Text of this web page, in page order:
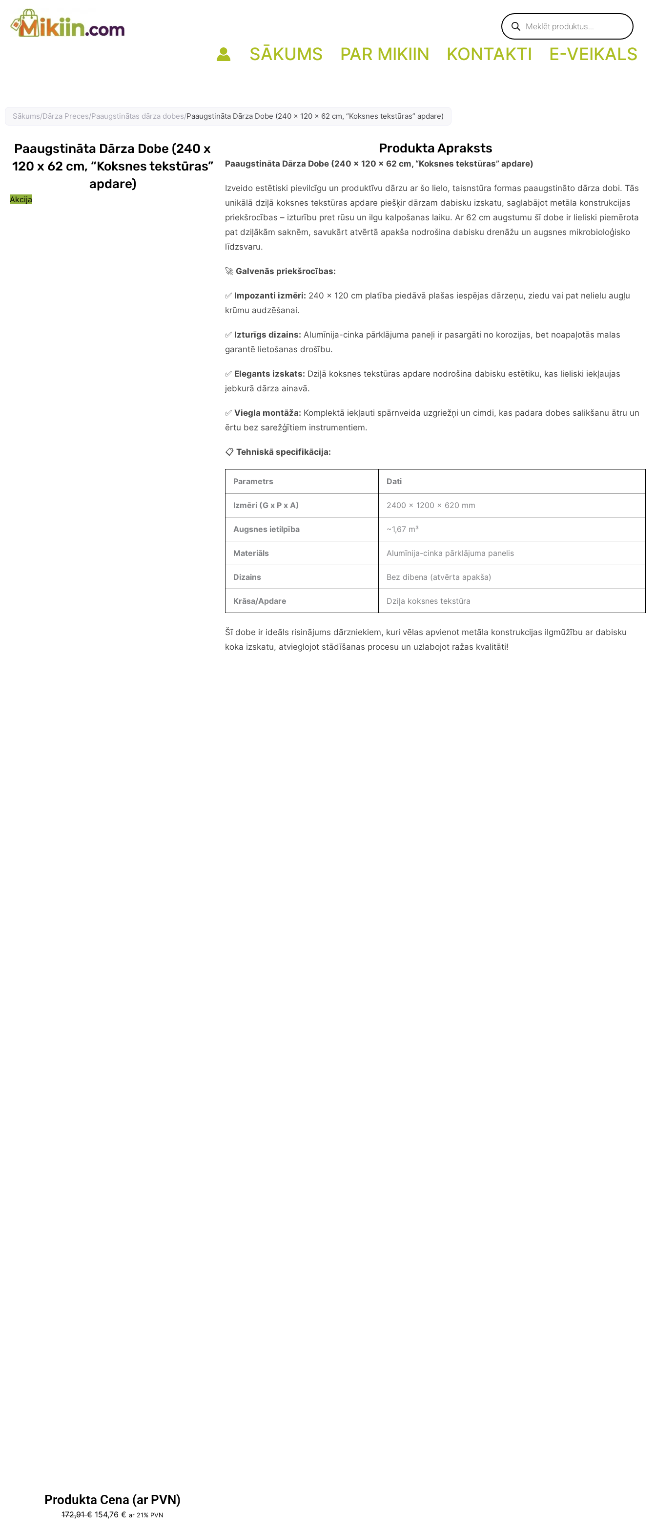
content
Products
search
SĀKUMS PAR MIKIIN KONTAKTI E-VEIKALS
Sākums/Dārza Preces/Paaugstinātas dārza dobes/Paaugstināta Dārza Dobe (240 x 120 x 62 cm, “Koksnes tekstūras” apdare)
Paaugstināta Dārza Dobe (240 x
120 x 62 cm, “Koksnes tekstūras”
apdare)
Akcija
Produkta Cena (ar PVN)
172,91€ Original
154,76€ Current
ar 21% PVN
Produkta Apraksts
Paaugstināta Dārza Dobe (240 x 120 x 62 cm, “Koksnes tekstūras” apdare)
Izveido estētiski pievilcīgu un produktīvu dārzu ar šo lielo, taisnstūra formas paaugstināto dārza dobi. Tās
unikālā dziļā koksnes tekstūras apdare piešķir dārzam dabisku izskatu, saglabājot metāla konstrukcijas
priekšrocības – izturību pret rūsu un ilgu kalpošanas laiku. Ar 62 cm augstumu šī dobe ir lieliski piemērota
pat dziļākām saknēm, savukārt atvērtā apakša nodrošina dabisku drenāžu un augsnes mikrobioloģisko
līdzsvaru.
🚀 Galvenās priekšrocības:
✅ Impozanti izmēri: 240 x 120 cm platība piedāvā plašas iespējas dārzeņu, ziedu vai pat nelielu augļu
krūmu audzēšanai.
✅ Izturīgs dizains: Alumīnija-cinka pārklājuma paneļi ir pasargāti no korozijas, bet noapaļotās malas
garantē lietošanas drošību.
✅ Elegants izskats: Dziļā koksnes tekstūras apdare nodrošina dabisku estētiku, kas lieliski iekļaujas
jebkurā dārza ainavā.
✅Viegla montāža: Komplektā iekļauti spārnveida uzgriežņi un cimdi, kas padara dobes salikšanu ātru un
ērtu bez sarežģītiem instrumentiem.
📋Tehniskā specifikācija:
Parametrs Dati
Izmēri (G x P x A) 2400 x 1200 x 620 mm
Augsnes ietilpība ~1,67 m³
Materiāls Alumīnija-cinka pārklājuma panelis
Dizains Bez dibena (atvērta apakša)
Krāsa/Apdare Dziļa koksnes tekstūra
Šī dobe ir ideāls risinājums dārzniekiem, kuri vēlas apvienot metāla konstrukcijas ilgmūžību ar dabisku
koka izskatu, atvieglojot stādīšanas procesu un uzlabojot ražas kvalitāti!